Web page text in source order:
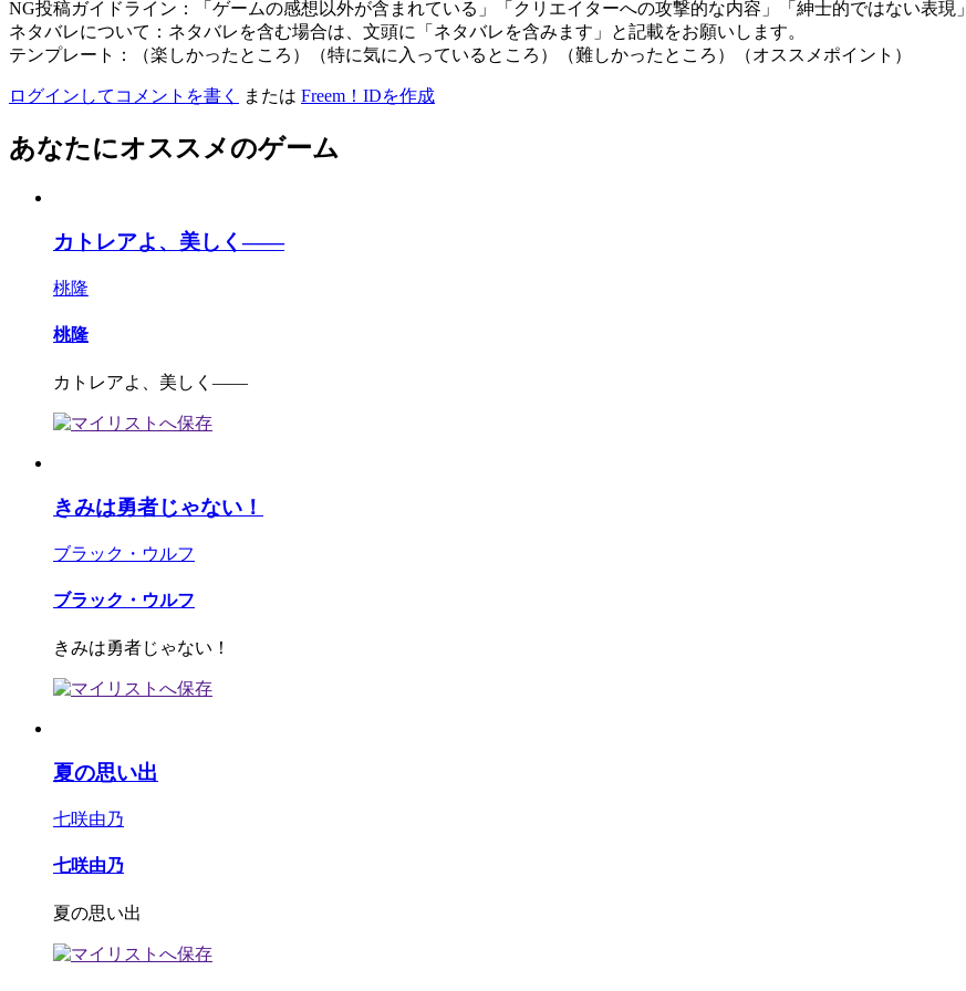
NG投稿ガイドライン：「ゲームの感想以外が含まれている」「クリエイターへの攻撃的な内容」「紳士的ではない表現」
ネタバレについて：ネタバレを含む場合は、文頭に「ネタバレを含みます」と記載をお願いします。
テンプレート：（楽しかったところ）（特に気に入っているところ）（難しかったところ）（オススメポイント）
ログインしてコメントを書く または Freem！IDを作成
あなたにオススメのゲーム
カトレアよ、美しく――
桃隆
桃隆
カトレアよ、美しく――
きみは勇者じゃない！
ブラック・ウルフ
ブラック・ウルフ
きみは勇者じゃない！
夏の思い出
七咲由乃
七咲由乃
夏の思い出